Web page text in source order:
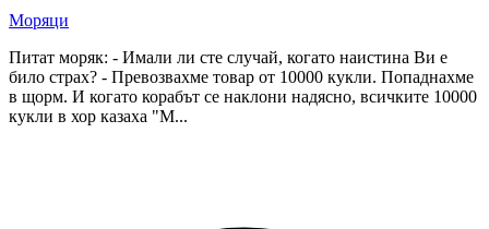
Моряци
Питат моряк: - Имали ли сте случай, когато наистина Ви е
било страх? - Превозвахме товар от 10000 кукли. Попаднахме
в щорм. И когато корабът се наклони надясно, всичките 10000
кукли в хор казаха "М...